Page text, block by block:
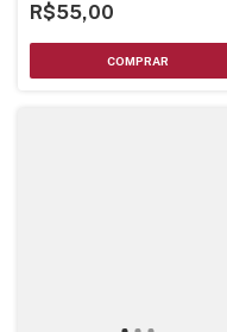
R$55,00